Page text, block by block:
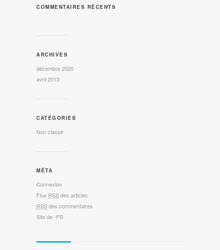
COMMENTAIRES RÉCENTS
ARCHIVES
décembre 2020
avril 2013
CATÉGORIES
Non classé
MÉTA
Connexion
Flux RSSdes articles
RSSdes commentaires
Site de -FR